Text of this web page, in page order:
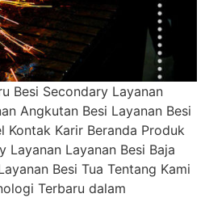
Besi Secondary Layanan
Angkutan Besi Layanan Besi
Kontak Karir Beranda Produk
Layanan Layanan Besi Baja
Besi Tua Tentang Kami
Terbaru dalam